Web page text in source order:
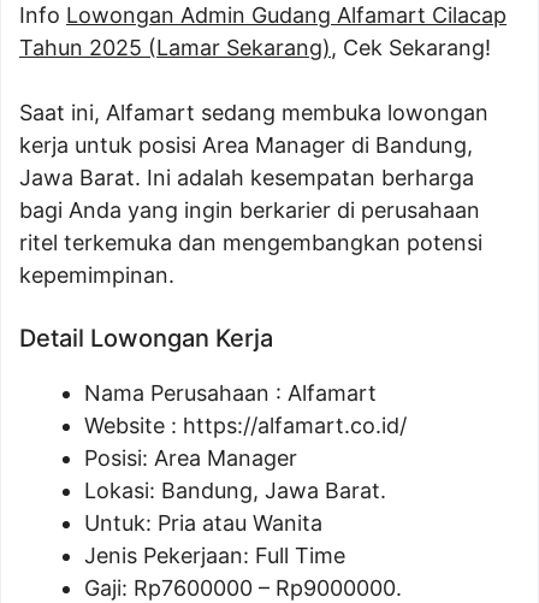
Info Lowongan Admin Gudang Alfamart Cilacap
Tahun 2025 (Lamar Sekarang), Cek Sekarang!
Saat ini, Alfamart sedang membuka lowongan
kerja untuk posisi Area Manager di Bandung,
Jawa Barat. Ini adalah kesempatan berharga
bagi Anda yang ingin berkarier di perusahaan
ritel terkemuka dan mengembangkan potensi
kepemimpinan.
Detail Lowongan Kerja
Nama Perusahaan : Alfamart
Website : https://alfamart.co.id/
Posisi: Area Manager
Lokasi: Bandung, Jawa Barat.
Untuk: Pria atau Wanita
Jenis Pekerjaan: Full Time
Gaji: Rp7600000 – Rp9000000.